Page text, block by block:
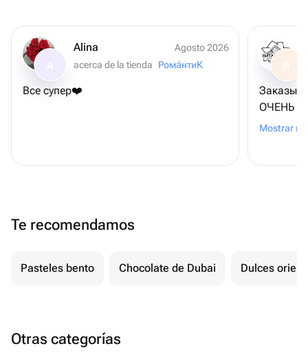
Alina
Agosto 2026
acerca de la tienda
Рома́нтиК
Все супер❤️
R
ОЧЕНЬ
чем
Mostrar
Te recomendamos
Pasteles bento Chocolate de Dubai Dulces
Otras categorías